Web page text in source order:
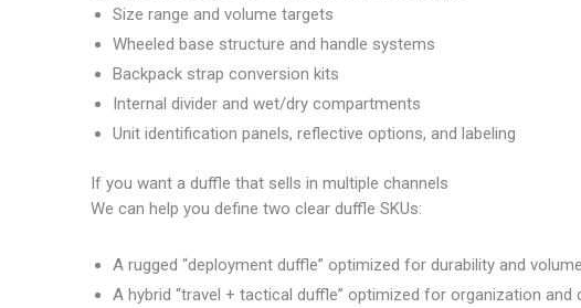
Size range and volume targets
Wheeled base structure and handle systems
Backpack strap conversion kits
Internal divider and wet/dry compartments
Unit identification panels, reflective options, and labeling
If you want a duffle that sells in multiple channels
We can help you define two clear duffle SKUs:
A rugged “deployment duffle” optimized for durability and volume
A hybrid “travel + tactical duffle” optimized for organization and